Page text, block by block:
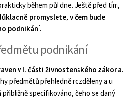
během půl dne. Ještě před tím,
promyslete, v čem bude
podnikání.
podnikání
v I. části živnostenského zákona.
předmětů přehledně rozděleny a u
přibližně specifikováno, čeho se daný